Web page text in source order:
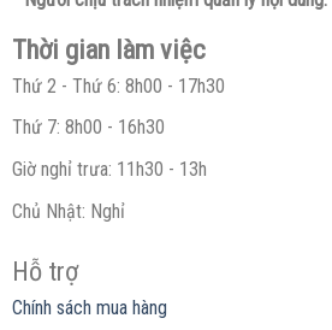
Thời gian làm việc
Thứ 2 - Thứ 6: 8h00 - 17h30
Thứ 7: 8h00 - 16h30
Giờ nghỉ trưa: 11h30 - 13h
Chủ Nhật: Nghỉ
Hỗ trợ
Chính sách mua hàng